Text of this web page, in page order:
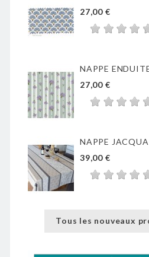
27,00 €
27,00 €
39,00 €
Tous les nouveaux